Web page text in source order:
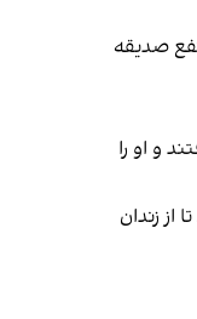
و بار دیگر به نفع صدیقه
تصمیم گرفتند و او را
از زندان